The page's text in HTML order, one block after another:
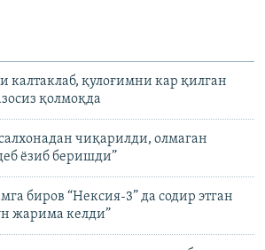
калтаклаб, қулоғимни кар қилган
қолмоқда
чиқарилди, олмаган
ёзиб беришди”
биров “Нексия-3” да содир этган
жарима келди”